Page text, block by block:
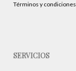
Términos y condiciones
SERVICIOS